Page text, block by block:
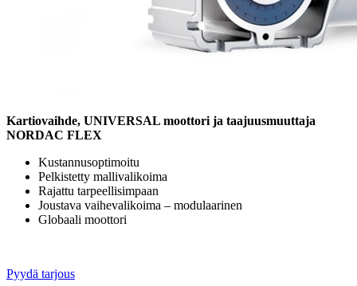
Kartiovaihde, UNIVERSAL moottori ja taajuusmuuttaja
NORDAC FLEX
Kustannusoptimoitu
Pelkistetty mallivalikoima
Rajattu tarpeellisimpaan
Joustava vaihevalikoima – modulaarinen
Globaali moottori
Pyydä tarjous